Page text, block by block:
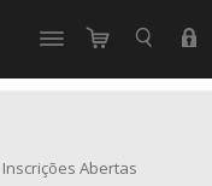
Abertas